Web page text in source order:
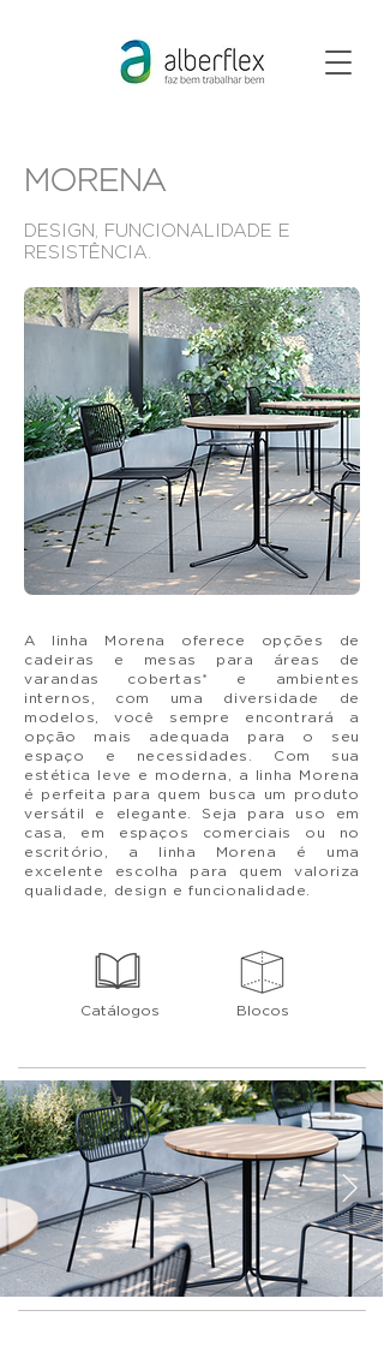
MORENA
DESIGN, FUNCIONALIDADE E
RESISTÊNCIA.
A linha Morena oferece opções de
cadeiras e mesas para áreas de
varandas cobertas* e ambientes
internos, com uma diversidade de
modelos, você sempre encontrará a
opção mais adequada para o seu
espaço e necessidades. Com sua
estética leve e moderna, a linha Morena
é perfeita para quem busca um produto
versátil e elegante. Seja para uso em
casa, em espaços comerciais ou no
escritório, a linha Morena é uma
excelente escolha para quem valoriza
qualidade, design e funcionalidade.
Catálogos Blocos